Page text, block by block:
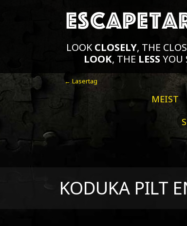
LOOKCLOSELY, THE
LOOK, THE LESS YOU
← Lasertag
MEIST
KODUKA PILT